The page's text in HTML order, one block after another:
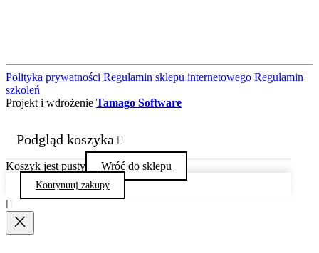
Polityka prywatności Regulamin sklepu internetowego Regulamin
szkoleń
Projekt i wdrożenie Tamago Software
Podgląd koszyka
Koszyk jest pusty Wróć do sklepu
Kontynuuj zakupy